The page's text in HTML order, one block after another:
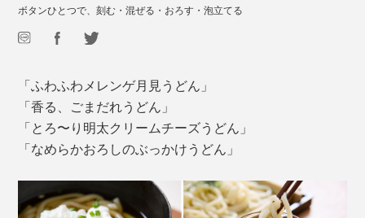
ボタンひとつで、刻む・混ぜる・おろす・泡立てる
「ふわふわメレンゲ月見うどん」
「香る、ごまだれうどん」
「とろ〜り明太クリームチーズうどん」
「なめらかおろしのぶっかけうどん」